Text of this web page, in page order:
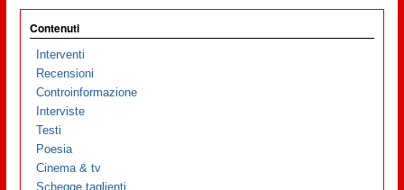
Contenuti
Interventi
Recensioni
Controinformazione
Interviste
Testi
Poesia
Cinema & tv
Schegge taglienti